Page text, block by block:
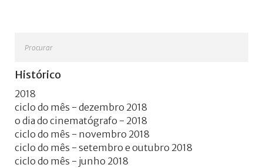
Histórico
2018
ciclo do mês - dezembro 2018
o dia do cinematógrafo - 2018
ciclo do mês - novembro 2018
ciclo do mês - setembro e outubro 2018
ciclo do mês - junho 2018